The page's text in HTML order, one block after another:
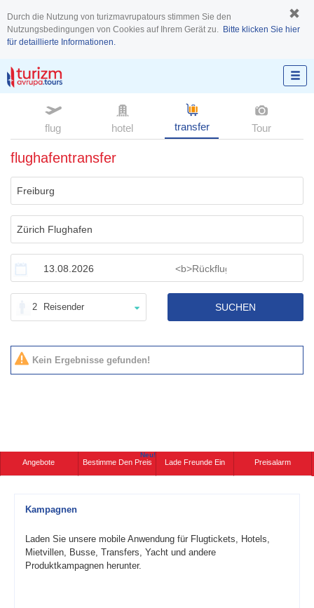
Durch die Nutzung von turizmavrupatours stimmen Sie den
Nutzungsbedingungen von Cookies auf Ihrem Gerät zu. Bitte klicken Sie hier
für detaillierte Informationen.
flug hotel transfer Tour
flughafentransfer
2 Reisender SUCHEN
Kein Ergebnisse gefunden!
Angebote Bestimme Den Preis
Neu!
Lade Freunde Ein Preisalarm
Kampagnen
Laden Sie unsere mobile Anwendung für Flugtickets, Hotels,
Mietvillen, Busse, Transfers, Yacht und andere
Produktkampagnen herunter.